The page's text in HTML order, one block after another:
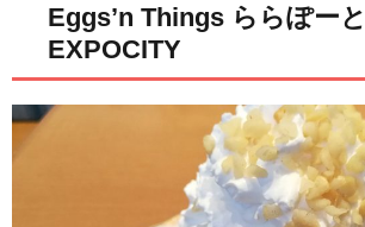
Eggs’n Things ららぽーと
EXPOCITY